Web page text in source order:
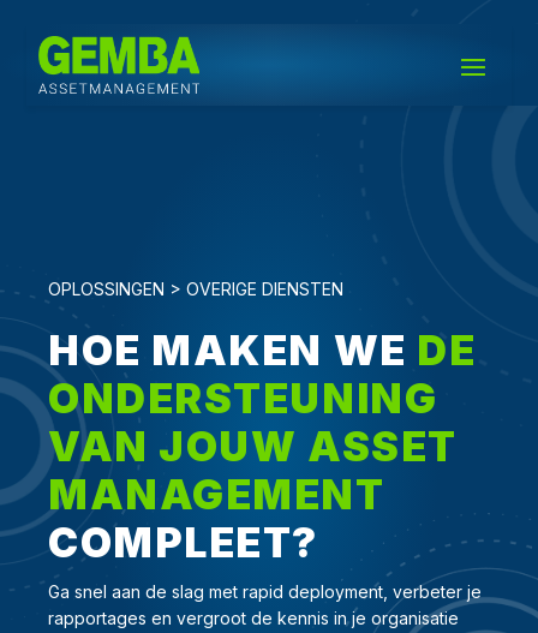
OPLOSSINGEN > OVERIGE DIENSTEN
HOE MAKEN WE DE
ONDERSTEUNING
VAN JOUW ASSET
MANAGEMENT
COMPLEET?
Ga snel aan de slag met rapid deployment, verbeter je
rapportages en vergroot de kennis in je organisatie